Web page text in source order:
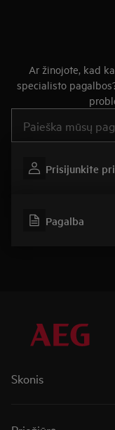
Ar žinojote, kad
specialisto
Prisijunkite
Pagalba
Skonis
Kaitlentės